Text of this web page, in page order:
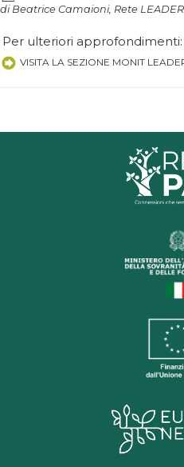
di Beatrice Camaioni, Rete LEADER
Per ulteriori approfondimenti:
VISITA LA SEZIONE MONIT